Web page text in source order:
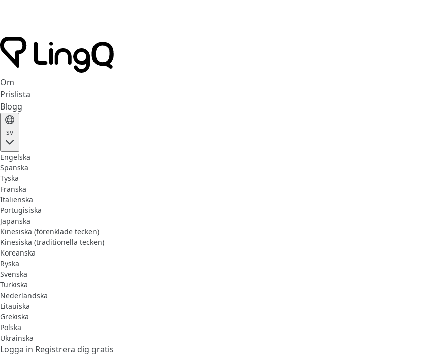
Om
Prislista
Blogg
sv
Engelska
Spanska
Tyska
Franska
Italienska
Portugisiska
Japanska
Kinesiska (förenklade tecken)
Kinesiska (traditionella tecken)
Koreanska
Ryska
Svenska
Turkiska
Nederländska
Litauiska
Grekiska
Polska
Ukrainska
Logga in Registrera dig gratis